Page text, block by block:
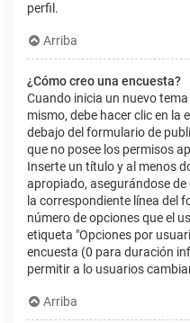
perfil.
Arriba
¿Cómo creo una encuesta?
Cuando inicia un nuevo
mismo, debe hacer clic en la
debajo del formulario de
que no posee los permisos
Inserte un título y al menos
apropiado, asegurándose
la correspondiente línea del
número de opciones que el
etiqueta "Opciones por
encuesta (0 para duración
permitir a lo usuarios
Arriba